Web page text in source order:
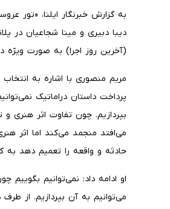
به گزارش خبرنگار ایلنا، «تور
(آخرین روز اجرا) به صورت ویژه در دو سئانس 18 و
پرداخت داستان دراماتیک
بپردازیم. چون تفاوت اثر هنری
می‌افتد منجمد می‌کند اما اثر
حادثه و واقعه را تعمیم دهد به
او ادامه داد: نمی‌توانیم بگوییم
می‌توانیم به آن بپردازیم. از